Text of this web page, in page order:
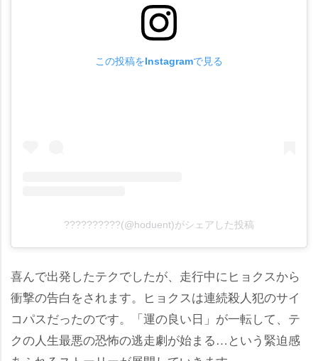
この投稿をInstagramで見る
??????????(@hoduent)がシェアした投稿
喜んで出発したテクでしたが、走行中にヒョクスから
衝撃の告白をされます。ヒョクスは連続殺人犯のサイ
コパスだったのです。「運の良い日」が一転して、テ
クの人生最悪の恐怖の逃走劇が始まる…という緊迫感